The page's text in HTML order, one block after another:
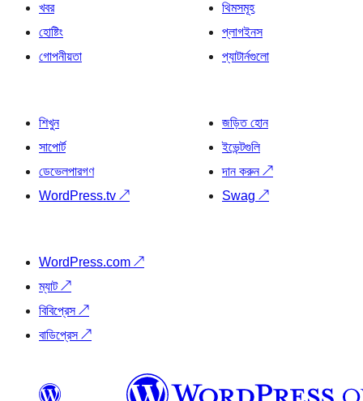
খবর
হোষ্টিং
গোপনীয়তা
থিমসমূহ
প্লাগইনস
প্যাটার্নগুলো
শিখুন
সাপোর্ট
ডেভেলপারগণ
WordPress.tv ↗
জড়িত হোন
ইভেন্টগুলি
দান করুন↗
Swag ↗
WordPress.com ↗
ম্যাট↗
বিবিপ্রেস↗
বাডিপ্রেস↗